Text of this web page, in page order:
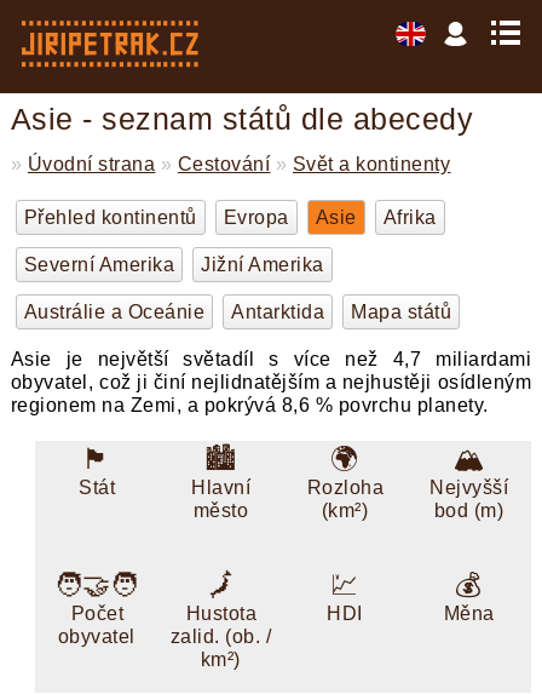
Asie - seznam států dle abecedy
» Úvodní strana » Cestování » Svět a kontinenty
Přehled kontinentů Evropa Asie Afrika
Severní Amerika Jižní Amerika
Austrálie a Oceánie Antarktida Mapa států
Asie je největší světadíl s více než 4,7 miliardami
obyvatel, což ji činí nejlidnatějším a nejhustěji osídleným
regionem na Zemi, a pokrývá 8,6 % povrchu planety.
🏴󠁭󠁸󠁭󠁥󠁸󠁿
Stát
🏙️
Hlavní
město
🌍
Rozloha
(km²)
🏔️
Nejvyšší
bod (m)
🧑‍🤝‍🧑
Počet
obyvatel
🗾
Hustota
zalid. (ob. /
km²)
💹
HDI
💰
Měna